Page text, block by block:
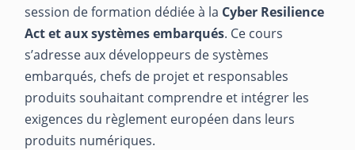
session de formation dédiée à la Cyber Resilience
Act et aux systèmes embarqués. Ce cours
s’adresse aux développeurs de systèmes
embarqués, chefs de projet et responsables
produits souhaitant comprendre et intégrer les
exigences du règlement européen dans leurs
produits numériques.